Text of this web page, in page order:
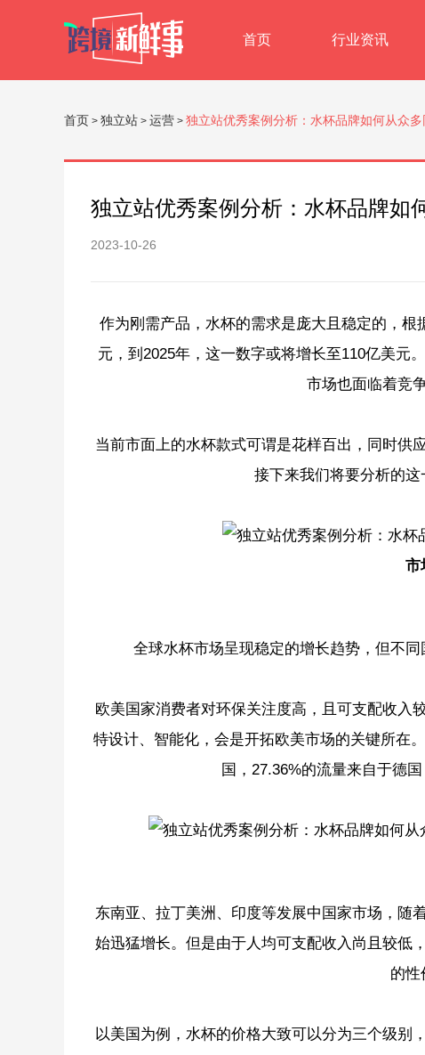
首页 行业资讯
首页 > 独立站 > 运营 > 独立站优秀案例分析：水杯品牌如何从众
独立站优秀案例分析：水杯品牌如
2023-10-26
作为刚需产品，水杯的需求是庞大且稳定的，
元，到2025年，这一数字或将增长至110亿美元
市场也面临着竞
当前市面上的水杯款式可谓是花样百出，同时供
接下来我们将要分析的这
市
全球水杯市场呈现稳定的增长趋势，但不
欧美国家消费者对环保关注度高，且可支配收入
特设计、智能化，会是开拓欧美市场的关键所在
国，27.36%的流量来自于德
东南亚、拉丁美洲、印度等发展中国家市场，随
始迅猛增长。但是由于人均可支配收入尚且较低
的性
以美国为例，水杯的价格大致可以分为三个级别